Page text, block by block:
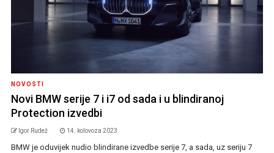
NOVOSTI
Novi BMW serije 7 i i7 od sada i u blindiranoj
Protection izvedbi
Igor Rudež 14. kolovoza 2023.
BMW je oduvijek nudio blindirane izvedbe serije 7, a sada, uz seriju 7